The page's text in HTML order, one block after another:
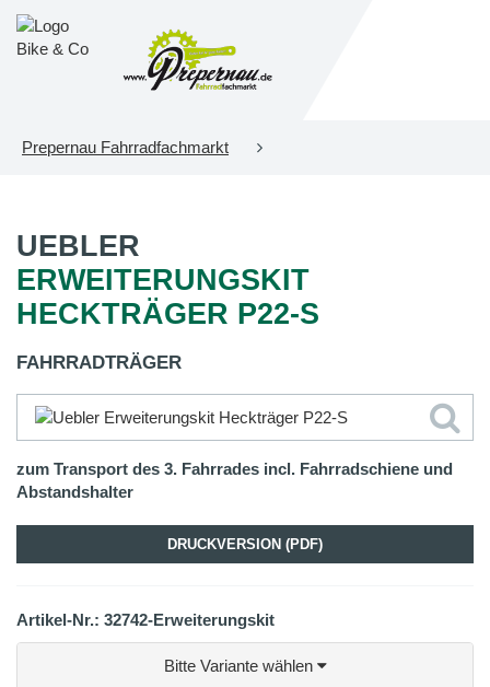
Prepernau Fahrradfachmarkt
UEBLER
ERWEITERUNGSKIT
HECKTRÄGER P22-S
FAHRRADTRÄGER
zum Transport des 3. Fahrrades incl. Fahrradschiene und
Abstandshalter
DRUCKVERSION (PDF)
Artikel-Nr.: 32742-Erweiterungskit
Bitte Variante wählen